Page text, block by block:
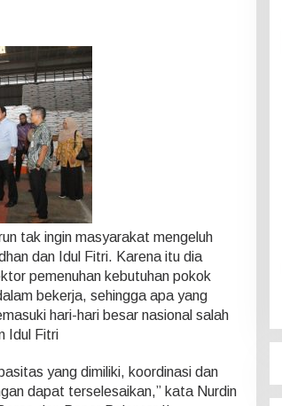
tak ingin masyarakat mengeluh
dan Idul Fitri. Karena itu dia
pemenuhan kebutuhan pokok
bekerja, sehingga apa yang
hari-hari besar nasional salah
Idul Fitri
yang dimiliki, koordinasi dan
dapat terselesaikan,” kata Nurdin